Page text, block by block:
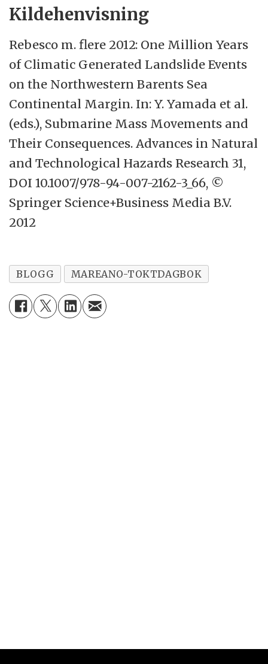
Kildehenvisning
Rebesco m. flere 2012: One Million Years
of Climatic Generated Landslide Events
on the Northwestern Barents Sea
Continental Margin. In: Y. Yamada et al.
(eds.), Submarine Mass Movements and
Their Consequences. Advances in Natural
and Technological Hazards Research 31,
DOI 10.1007/978-94-007-2162-3_66, ©
Springer Science+Business Media B.V.
2012
BLOGG MAREANO-TOKTDAGBOK